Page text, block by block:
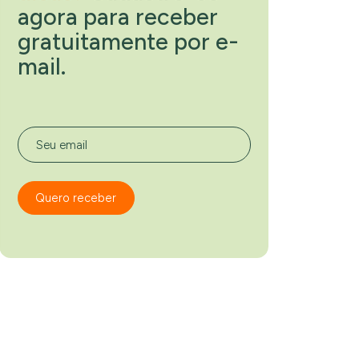
agora para receber
gratuitamente por e-
mail.
Seu email
Quero receber